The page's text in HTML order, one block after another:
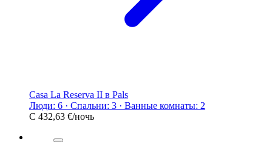
Casa La Reserva II в Pals
Люди: 6 · Спальни: 3 · Ванные комнаты: 2
С 432,63 €/ночь